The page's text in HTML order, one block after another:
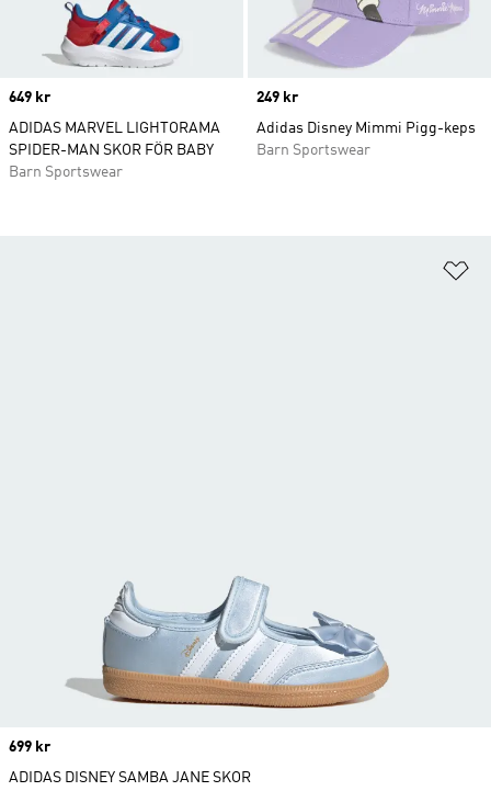
Price
649 kr
ADIDAS MARVEL LIGHTORAMA
SPIDER-MAN SKOR FÖR BABY
Barn Sportswear
Price
249 kr
Adidas Disney Mimmi Pigg-keps
Barn Sportswear
Price
699 kr
ADIDAS DISNEY SAMBA JANE SKOR